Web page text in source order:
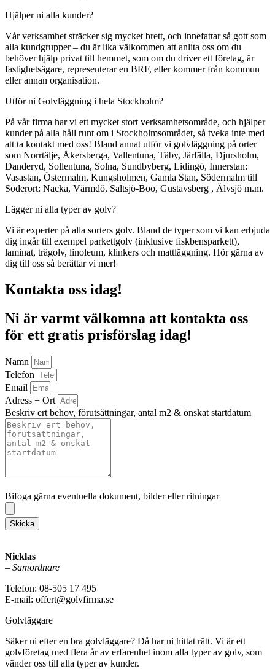
Hjälper ni alla kunder?
Vår verksamhet sträcker sig mycket brett, och innefattar så gott som
alla kundgrupper – du är lika välkommen att anlita oss om du
behöver hjälp privat till hemmet, som om du driver ett företag, är
fastighetsägare, representerar en BRF, eller kommer från kommun
eller annan organisation.
Utför ni Golvläggning i hela Stockholm?
På vår firma har vi ett mycket stort verksamhetsområde, och hjälper
kunder på alla håll runt om i Stockholmsområdet, så tveka inte med
att ta kontakt med oss! Bland annat utför vi golvläggning på orter
som Norrtälje, Åkersberga, Vallentuna, Täby, Järfälla, Djursholm,
Danderyd, Sollentuna, Solna, Sundbyberg, Lidingö, Innerstan:
Vasastan, Östermalm, Kungsholmen, Gamla Stan, Södermalm till
Söderort: Nacka, Värmdö, Saltsjö-Boo, Gustavsberg , Älvsjö m.m.
Lägger ni alla typer av golv?
Vi är experter på alla sorters golv. Bland de typer som vi kan erbjuda
dig ingår till exempel parkettgolv (inklusive fiskbensparkett),
laminat, trägolv, linoleum, klinkers och mattläggning. Hör gärna av
dig till oss så berättar vi mer!
Kontakta oss idag!
Ni är varmt välkomna att kontakta oss
för ett gratis prisförslag idag!
Namn
Telefon
Email
Adress + Ort
Beskriv ert behov, förutsättningar, antal m2 & önskat startdatum
Bifoga gärna eventuella dokument, bilder eller ritningar
Skicka
Nicklas
– Samordnare
Telefon: 08-505 17 495
E-mail: offert@golvfirma.se
Golvläggare
Säker ni efter en bra golvläggare? Då har ni hittat rätt. Vi är ett
golvföretag med flera år av erfarenhet inom alla typer av golv, som
vänder oss till alla typer av kunder.